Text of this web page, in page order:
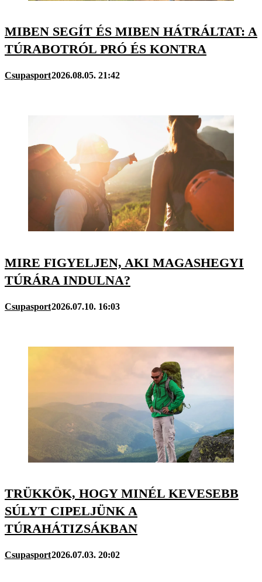
MIBEN SEGÍT ÉS MIBEN HÁTRÁLTAT: A
TÚRABOTRÓL PRÓ ÉS KONTRA
Csupasport2026.08.05. 21:42
MIRE FIGYELJEN, AKI MAGASHEGYI
TÚRÁRA INDULNA?
Csupasport2026.07.10. 16:03
TRÜKKÖK, HOGY MINÉL KEVESEBB
SÚLYT CIPELJÜNK A
TÚRAHÁTIZSÁKBAN
Csupasport2026.07.03. 20:02